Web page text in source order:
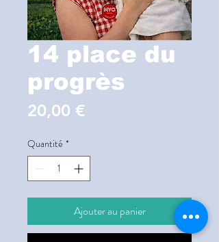
14 place du
progrès
20,00 €
Quantité *
Ajouter au panier